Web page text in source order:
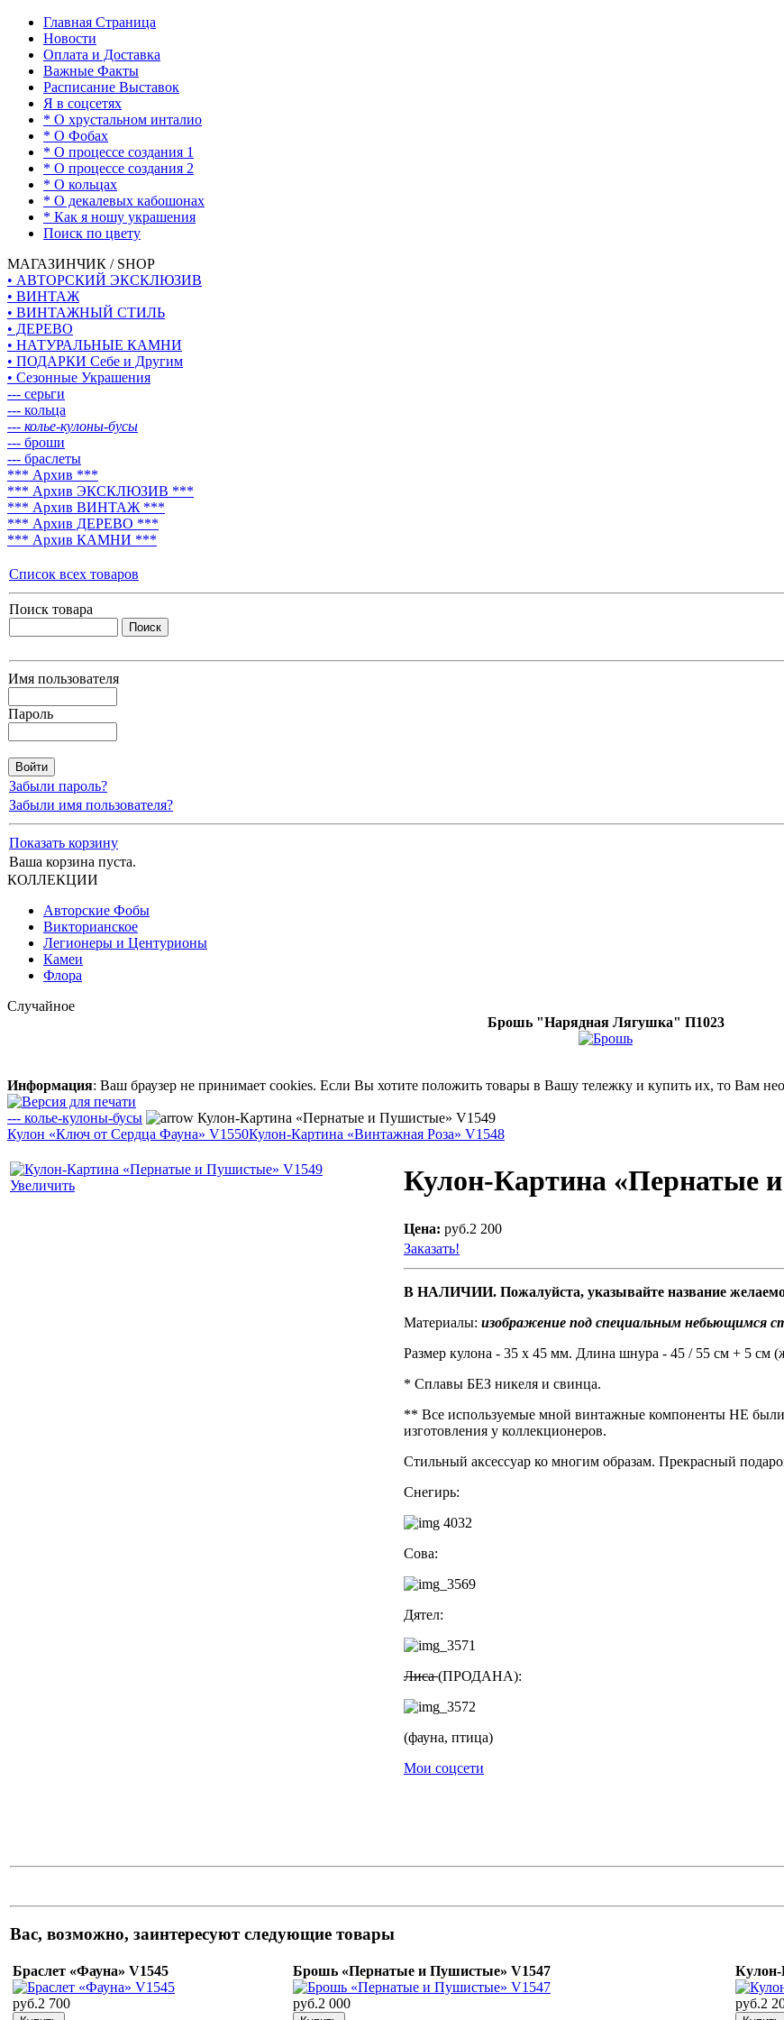
Главная Страница
Новости
Оплата и Доставка
Важные Факты
Расписание Выставок
Я в соцсетях
* О хрустальном инталио
* О Фобах
* О процессе создания 1
* О процессе создания 2
* О кольцах
* О декалевых кабошонах
* Как я ношу украшения
Поиск по цвету
МАГАЗИНЧИК / SHOP
• АВТОРСКИЙ ЭКСКЛЮЗИВ
• ВИНТАЖ
• ВИНТАЖНЫЙ СТИЛЬ
• ДЕРЕВО
• НАТУРАЛЬНЫЕ КАМНИ
• ПОДАРКИ Себе и Другим
• Сезонные Украшения
--- серьги
--- кольца
--- колье-кулоны-бусы
--- броши
--- браслеты
*** Архив ***
*** Архив ЭКСКЛЮЗИВ ***
*** Архив ВИНТАЖ ***
*** Архив ДЕРЕВО ***
*** Архив КАМНИ ***
Список всех товаров
Поиск товара
Имя пользователя
Пароль
Забыли пароль?
Забыли имя пользователя?
Показать корзину
Ваша корзина пуста.
КОЛЛЕКЦИИ
Авторские Фобы
Викторианское
Легионеры и Центурионы
Камеи
Флора
Случайное
Брошь "Нарядная Лягушка" П1023
Информация: Ваш браузер не принимает cookies. Если Вы хотите положить товары в Вашу тележку и купить их, то Вам
--- колье-кулоны-бусы
Кулон-Картина «Пернатые и Пушистые» V1549
Кулон «Ключ от Сердца Фауна» V1550Кулон-Картина «Винтажная Роза» V1548
Увеличить Кулон-Картина «Пернатые
Цена: руб.2 200
Заказать!
В НАЛИЧИИ. Пожалуйста, указывайте название
Материалы: изображение под специальным небьющимся
Размер кулона - 35 х 45 мм. Длина шнура - 45 / 55 см + 5 см
* Сплавы БЕЗ никеля и свинца.
** Все используемые мной винтажные компоненты НЕ
изготовления у коллекционеров.
Стильный аксессуар ко многим образам. Прекрасный
Снегирь:
Сова:
Дятел:
Лиса(ПРОДАНА):
(фауна, птица)
Мои соцсети
Вас, возможно, заинтересуют следующие товары
Браслет «Фауна» V1545
руб.2 700
Брошь «Пернатые и Пушистые» V1547
руб.2 000
Кулон-
руб.2